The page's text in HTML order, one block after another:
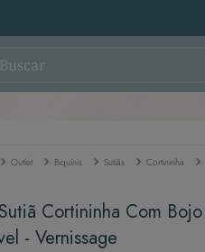
Outlet Biquínis Sutiãs Cortininha
Cortininha Com Bojo
- Vernissage